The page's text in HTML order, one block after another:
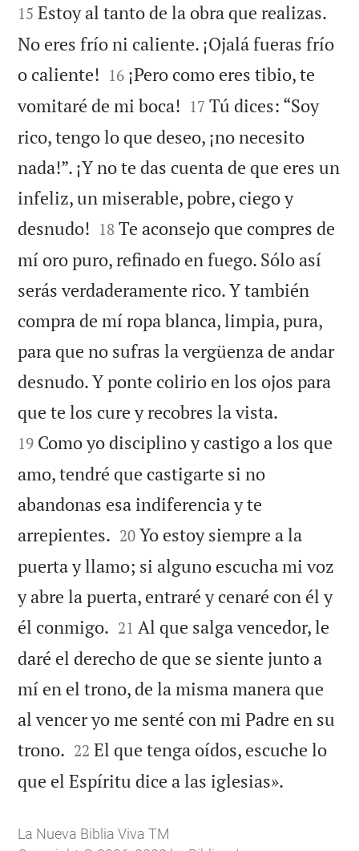
15 Estoy al tanto de la obra que realizas.
No eres frío ni caliente. ¡Ojalá fueras frío
o caliente! 

16 ¡Pero como eres tibio, te
vomitaré de mi boca! 

17 Tú dices: “Soy
rico, tengo lo que deseo, ¡no necesito
nada!”. ¡Y no te das cuenta de que eres un
infeliz, un miserable, pobre, ciego y
desnudo! 

18 Te aconsejo que compres de
mí oro puro, refinado en fuego. Sólo así
serás verdaderamente rico. Y también
compra de mí ropa blanca, limpia, pura,
para que no sufras la vergüenza de andar
desnudo. Y ponte colirio en los ojos para
que te los cure y recobres la vista.
19 Como yo disciplino y castigo a los que
amo, tendré que castigarte si no
abandonas esa indiferencia y te
arrepientes. 

20 Yo estoy siempre a la
puerta y llamo; si alguno escucha mi voz
y abre la puerta, entraré y cenaré con él y
él conmigo. 

21 Al que salga vencedor, le
daré el derecho de que se siente junto a
mí en el trono, de la misma manera que
al vencer yo me senté con mi Padre en su
trono. 

22 El que tenga oídos, escuche lo
que el Espíritu dice a las iglesias».
La Nueva Biblia Viva TM